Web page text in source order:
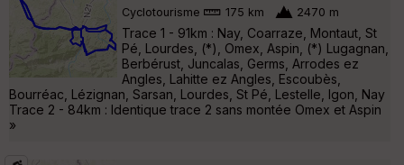
Cyclotourisme 175 km 2470 m
Trace 1 - 91km : Nay, Coarraze, Montaut, St
Pé, Lourdes, (*), Omex, Aspin, (*) Lugagnan,
Berbérust, Juncalas, Germs, Arrodes ez
Angles, Lahitte ez Angles, Escoubès,
Bourréac, Lézignan, Sarsan, Lourdes, St Pé, Lestelle, Igon, Nay
Trace 2 - 84km : Identique trace 2 sans montée Omex et Aspin
»